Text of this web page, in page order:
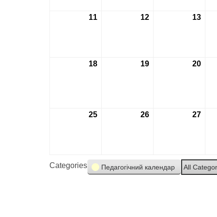
11 12 13
18 19 20
25 26 27
Categories Педагогічний календар All